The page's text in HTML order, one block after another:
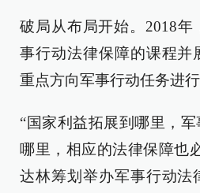
破局从布局开始。2018年
事行动法律保障的课程并
重点方向军事行动任务进行
“国家利益拓展到哪里，
哪里，相应的法律保障也
达林筹划举办军事行动法